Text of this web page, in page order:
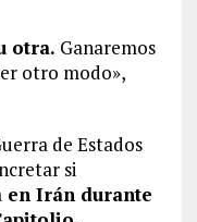
otra. Ganaremos
otro modo»,
de Estados
si
Irán durante